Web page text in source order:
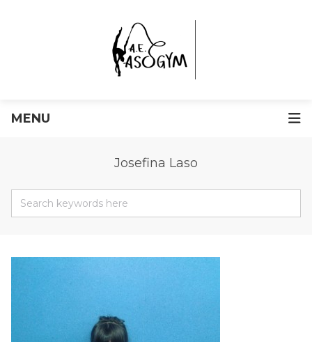
MENU
Josefina Laso